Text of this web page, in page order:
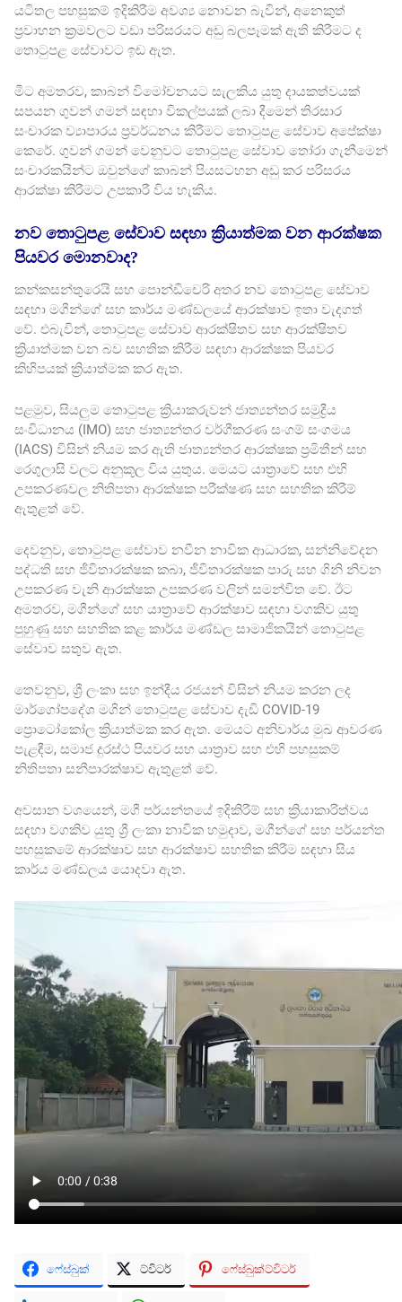
යටිතල පහසුකම් ඉදිකිරීම අවශ්‍ය නොවන බැවින්, අනෙකුත්
ප්‍රවාහන ක්‍රමවලට වඩා පරිසරයට අඩු බලපෑමක් ඇති කිරීමට ද
තොටුපළ සේවාවට ඉඩ ඇත.
මීට අමතරව, කාබන් විමෝචනයට සැලකිය යුතු දායකත්වයක්
සපයන ගුවන් ගමන් සඳහා විකල්පයක් ලබා දීමෙන් තිරසාර
සංචාරක ව්‍යාපාරය ප්‍රවර්ධනය කිරීමට තොටුපළ සේවාව අපේක්ෂා
කෙරේ. ගුවන් ගමන් වෙනුවට තොටුපළ සේවාව තෝරා ගැනීමෙන්
සංචාරකයින්ට ඔවුන්ගේ කාබන් පියසටහන අඩු කර පරිසරය
ආරක්ෂා කිරීමට උපකාරී විය හැකිය.
නව තොටුපළ සේවාව සඳහා ක්‍රියාත්මක වන ආරක්ෂක
පියවර මොනවාද?
කන්කසන්තුරෙයි සහ පොන්ඩිචෙරි අතර නව තොටුපළ සේවාව
සඳහා මගීන්ගේ සහ කාර්ය මණ්ඩලයේ ආරක්ෂාව ඉතා වැදගත්
වේ. එබැවින්, තොටුපළ සේවාව ආරක්ෂිතව සහ ආරක්ෂිතව
ක්‍රියාත්මක වන බව සහතික කිරීම සඳහා ආරක්ෂක පියවර
කිහිපයක් ක්‍රියාත්මක කර ඇත.
පළමුව, සියලුම තොටුපළ ක්‍රියාකරුවන් ජාත්‍යන්තර සමුද්‍රීය
සංවිධානය (IMO) සහ ජාත්‍යන්තර වර්ගීකරණ සංගම් සංගමය
(IACS) විසින් නියම කර ඇති ජාත්‍යන්තර ආරක්ෂක ප්‍රමිතීන් සහ
රෙගුලාසි වලට අනුකූල විය යුතුය. මෙයට යාත්‍රාවේ සහ එහි
උපකරණවල නිතිපතා ආරක්ෂක පරීක්ෂණ සහ සහතික කිරීම්
ඇතුළත් වේ.
දෙවනුව, තොටුපළ සේවාව නවීන නාවික ආධාරක, සන්නිවේදන
පද්ධති සහ ජීවිතාරක්ෂක කබා, ජීවිතාරක්ෂක පාරු සහ ගිනි නිවන
උපකරණ වැනි ආරක්ෂක උපකරණ වලින් සමන්විත වේ. ඊට
අමතරව, මගීන්ගේ සහ යාත්‍රාවේ ආරක්ෂාව සඳහා වගකිව යුතු
පුහුණු සහ සහතික කළ කාර්ය මණ්ඩල සාමාජිකයින් තොටුපළ
සේවාව සතුව ඇත.
තෙවනුව, ශ්‍රී ලංකා සහ ඉන්දීය රජයන් විසින් නියම කරන ලද
මාර්ගෝපදේශ මගින් තොටුපළ සේවාව දැඩි COVID-19
ප්‍රොටෝකෝල ක්‍රියාත්මක කර ඇත. මෙයට අනිවාර්ය මුඛ ආවරණ
පැළඳීම, සමාජ දුරස්ථ පියවර සහ යාත්‍රාව සහ එහි පහසුකම්
නිතිපතා සනීපාරක්ෂාව ඇතුළත් වේ.
අවසාන වශයෙන්, මගී පර්යන්තයේ ඉදිකිරීම් සහ ක්‍රියාකාරිත්වය
සඳහා වගකිව යුතු ශ්‍රී ලංකා නාවික හමුදාව, මගීන්ගේ සහ පර්යන්ත
පහසුකමේ ආරක්ෂාව සහ ආරක්ෂාව සහතික කිරීම සඳහා සිය
කාර්ය මණ්ඩලය යොදවා ඇත.
ෆේස්බුක් ට්විටර් ෆේස්බුක්ට්විටර්